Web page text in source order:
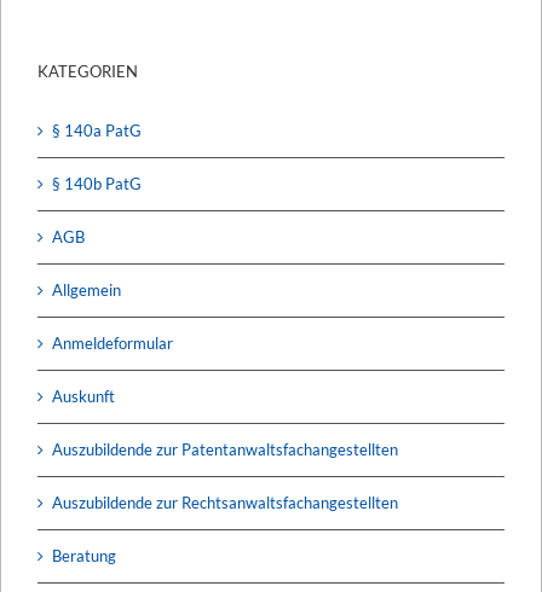
KATEGORIEN
§ 140a PatG
§ 140b PatG
AGB
Allgemein
Anmeldeformular
Auskunft
Auszubildende zur Patentanwaltsfachangestellten
Auszubildende zur Rechtsanwaltsfachangestellten
Beratung